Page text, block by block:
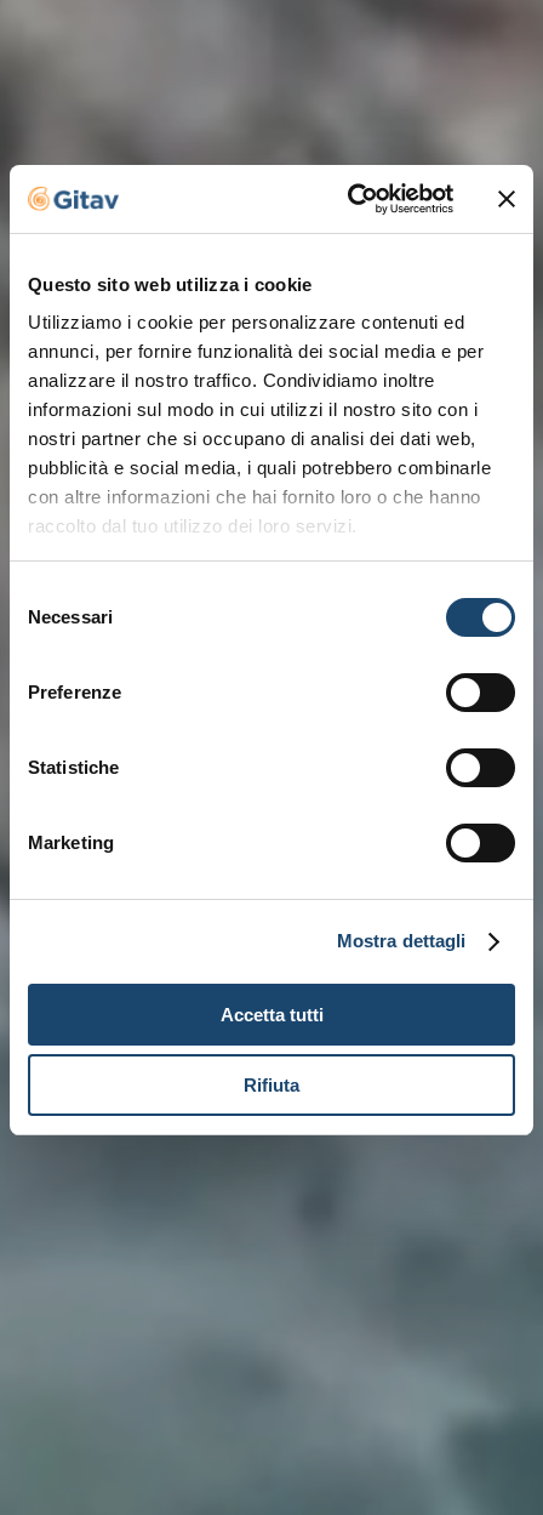
Questo sito web utilizza i cookie
Utilizziamo i cookie per personalizzare contenuti ed
annunci, per fornire funzionalità dei social media e per
analizzare il nostro traffico. Condividiamo inoltre
informazioni sul modo in cui utilizzi il nostro sito con i
nostri partner che si occupano di analisi dei dati web,
pubblicità e social media, i quali potrebbero combinarle
con altre informazioni che hai fornito loro o che hanno
raccolto dal tuo utilizzo dei loro servizi.
delNecessari
Preferenze
Statistiche
Marketing
Mostra dettagli
Accetta tutti
Rifiuta